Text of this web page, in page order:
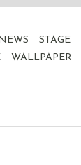
STAGE
WALLPAPER